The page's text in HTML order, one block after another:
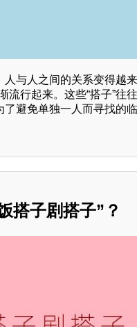
人与人之间的关系变得越
流行起来。这些“搭子”往
了避免单独一人而寻找的临
搭子剧搭子”？